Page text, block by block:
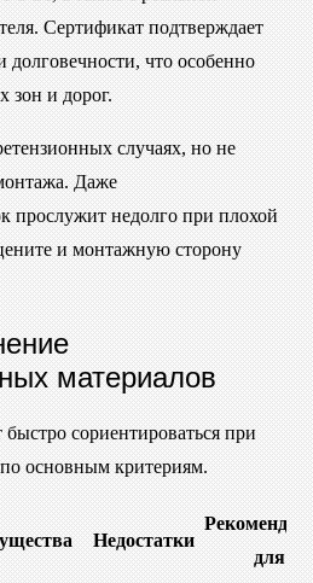
Сертификат подтверждает
долговечности, что особенно
зон и дорог.
случаях, но не
Даже
прослужит недолго при плохой
и монтажную сторону
материалов
сориентироваться при
основным критериям.
Недостатки
для